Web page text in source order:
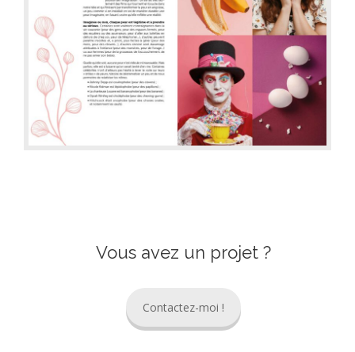
Vous avez un projet ?
Contactez-moi !